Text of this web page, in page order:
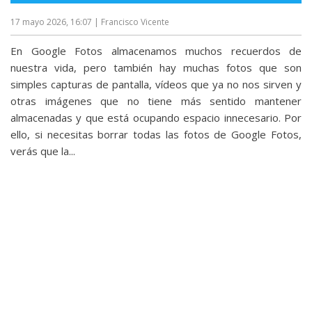
17 mayo 2026, 16:07 | Francisco Vicente
En Google Fotos almacenamos muchos recuerdos de
nuestra vida, pero también hay muchas fotos que son
simples capturas de pantalla, vídeos que ya no nos sirven y
otras imágenes que no tiene más sentido mantener
almacenadas y que está ocupando espacio innecesario. Por
ello, si necesitas borrar todas las fotos de Google Fotos,
verás que la...